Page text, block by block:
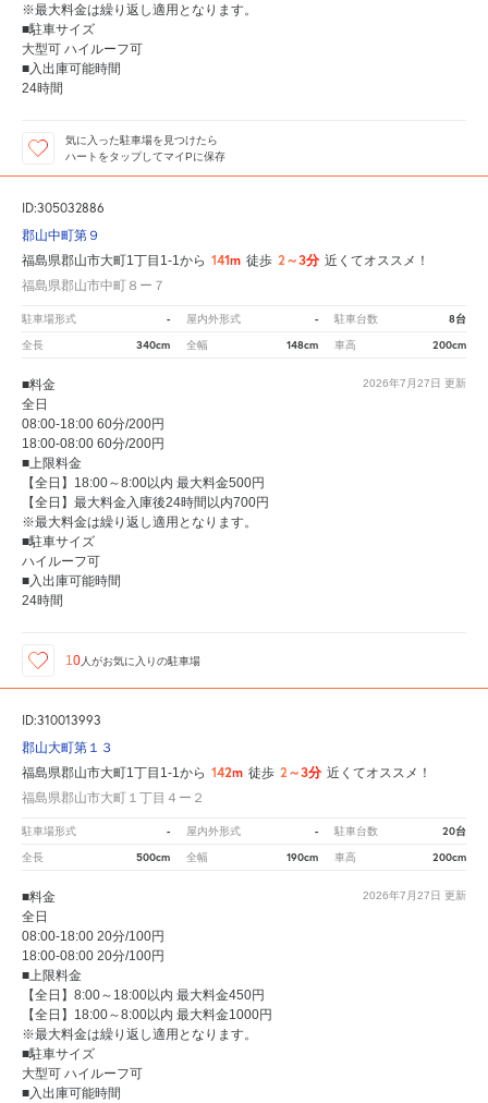
※最大料金は繰り返し適用となります。
■駐車サイズ
大型可 ハイルーフ可
■入出庫可能時間
24時間
気に入った駐車場を見つけたら
ハートをタップしてマイPに保存
ID:305032886
郡山中町第９
福島県郡山市大町1丁目1-1から 141m 徒歩 2～3分 近くてオススメ！
福島県郡山市中町８ー７
駐車場形式 - 屋内外形式 - 駐車台数 8台
全長 340cm 全幅 148cm 車高 200cm
2026年7月27日 更新
■料金
全日
08:00-18:00 60分/200円
18:00-08:00 60分/200円
■上限料金
【全日】18:00～8:00以内 最大料金500円
【全日】最大料金入庫後24時間以内700円
※最大料金は繰り返し適用となります。
■駐車サイズ
ハイルーフ可
■入出庫可能時間
24時間
10 人がお気に入りの駐車場
ID:310013993
郡山大町第１３
福島県郡山市大町1丁目1-1から 142m 徒歩 2～3分 近くてオススメ！
福島県郡山市大町１丁目４ー２
駐車場形式 - 屋内外形式 - 駐車台数 20台
全長 500cm 全幅 190cm 車高 200cm
2026年7月27日 更新
■料金
全日
08:00-18:00 20分/100円
18:00-08:00 20分/100円
■上限料金
【全日】8:00～18:00以内 最大料金450円
【全日】18:00～8:00以内 最大料金1000円
※最大料金は繰り返し適用となります。
■駐車サイズ
大型可 ハイルーフ可
■入出庫可能時間